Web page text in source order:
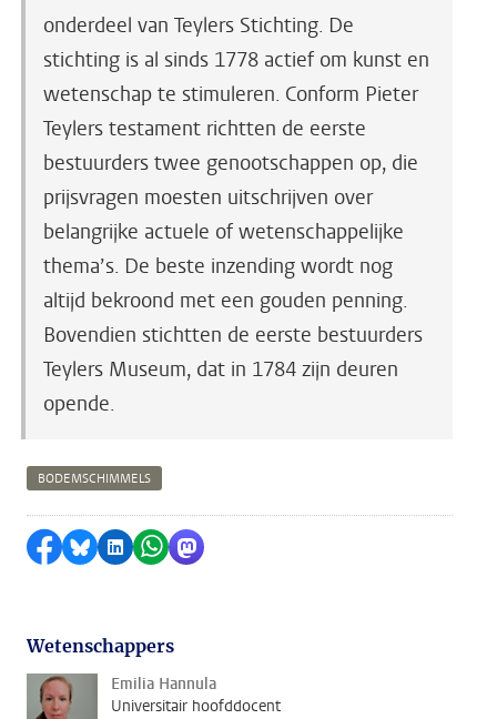
onderdeel van Teylers Stichting. De
stichting is al sinds 1778 actief om kunst en
wetenschap te stimuleren. Conform Pieter
Teylers testament richtten de eerste
bestuurders twee genootschappen op, die
prijsvragen moesten uitschrijven over
belangrijke actuele of wetenschappelijke
thema’s. De beste inzending wordt nog
altijd bekroond met een gouden penning.
Bovendien stichtten de eerste bestuurders
Teylers Museum, dat in 1784 zijn deuren
opende.
BODEMSCHIMMELS
Delen op Facebook
Delen via Bluesky
Delen op LinkedIn
Delen via WhatsApp
Delen via Mastodon
Wetenschappers
Emilia Hannula
Universitair hoofddocent